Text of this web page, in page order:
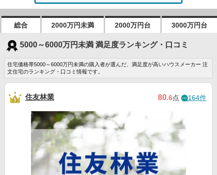
総合 2000万円未満 2000万円台 3000万円台
5000～6000万円未満 満足度ランキング・口コミ
住宅価格帯5000～6000万円未満の購入者が選んだ、満足度が高いハウスメーカー 注
文住宅のランキング・口コミ情報です。
住友林業 80.6点 164件